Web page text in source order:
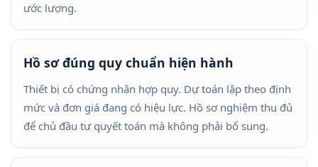
ước lượng.
Hồ sơ đúng quy chuẩn hiện hành
Thiết bị có chứng nhận hợp quy. Dự toán lập theo định
mức và đơn giá đang có hiệu lực. Hồ sơ nghiệm thu đủ
để chủ đầu tư quyết toán mà không phải bổ sung.